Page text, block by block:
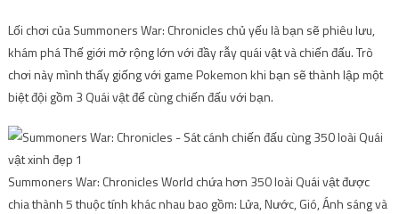
Lối chơi của Summoners War: Chronicles chủ yếu là bạn sẽ phiêu lưu,
khám phá Thế giới mở rộng lớn với đầy rẫy quái vật và chiến đấu. Trò
chơi này mình thấy giống với game Pokemon khi bạn sẽ thành lập một
biệt đội gồm 3 Quái vật để cùng chiến đấu với bạn.
Summoners War: Chronicles World chứa hơn 350 loài Quái vật được
chia thành 5 thuộc tính khác nhau bao gồm: Lửa, Nước, Gió, Ánh sáng và